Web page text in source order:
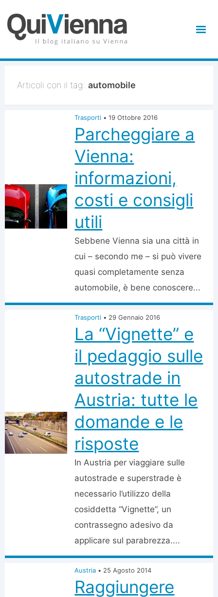
Articoli con il tag: automobile
Trasporti • 19 Ottobre 2016
Parcheggiare a
Vienna:
informazioni,
costi e consigli
utili
Sebbene Vienna sia una città in
cui – secondo me – si può vivere
quasi completamente senza
automobile, è bene conoscere...
Trasporti • 29 Gennaio 2016
La “Vignette” e
il pedaggio sulle
autostrade in
Austria: tutte le
domande e le
risposte
In Austria per viaggiare sulle
autostrade e superstrade è
necessario l’utilizzo della
cosiddetta “Vignette”, un
contrassegno adesivo da
applicare sul parabrezza....
Austria • 25 Agosto 2014
Raggiungere